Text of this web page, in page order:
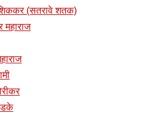
(सतरावे शतक)
महाराज